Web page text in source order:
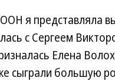
я представляла
с Сергеем
Елена
сыграли большую